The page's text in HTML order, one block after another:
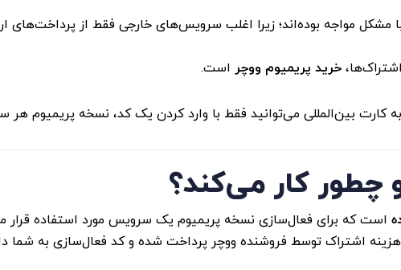
مشکل مواجه بوده‌اند؛ زیرا اغلب سرویس‌های خارجی فقط از پرداخت‌های
خرید پریمیوم ووچراست.
کارت بین‌المللی می‌توانید فقط با وارد کردن یک کد، نسخه پریمیوم هر
کار می‌کند؟
است که برای فعال‌سازی نسخه پریمیوم یک سرویس مورد استفاده قرار
اشتراک توسط فروشنده ووچر پرداخت شده و کد فعال‌سازی به شما